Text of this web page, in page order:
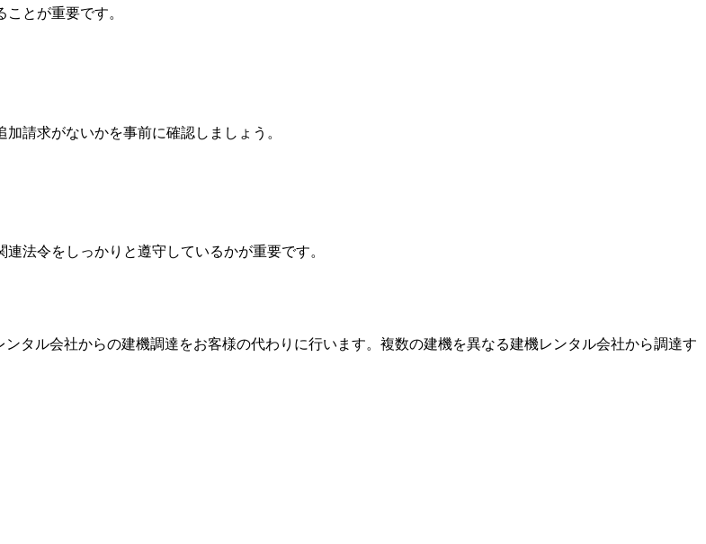
とが重要です。
請求がないかを事前に確認しましょう。
法令をしっかりと遵守しているかが重要です。
ンタル会社からの建機調達をお客様の代わりに行います。複数の建機を異なる建機レンタル会社から調達す